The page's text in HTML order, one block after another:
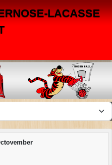
LACASSE